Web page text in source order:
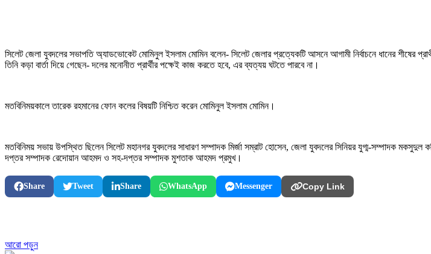
সিলেট জেলা যুবদলের সভাপতি অ্যাডভোকেট মোমিনুল ইসলাম মোমিন বলেন- সিলেট জেলার প্রত্যেকটি আসনে আগামী নির্বাচনে ধানের শীষের
তিনি কড়া বার্তা দিয়ে গেছেন- দলের মনোনীত প্রার্থীর পক্ষেই কাজ করতে হবে, এর ব্যত্যয় ঘটতে পারবে না।
মতবিনিময়কালে তারেক রহমানের ফোন কলের বিষয়টি নিশ্চিত করেন মোমিনুল ইসলাম মোমিন।
মতবিনিময় সভায় উপস্থিত ছিলেন সিলেট মহানগর যুবদলের সাধারণ সম্পাদক মির্জা সম্রাট হোসেন, জেলা যুবদলের সিনিয়র যুগ্ম-সম্পাদক
দপ্তর সম্পাদক রেদোয়ান আহমদ ও সহ-দপ্তর সম্পাদক মুশতাক আহমদ প্রমুখ।
Share Tweet Share WhatsApp Messenger Copy Link
আরো পড়ুন